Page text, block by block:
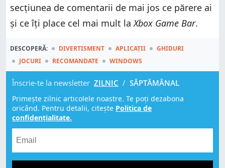
secțiunea de comentarii de mai jos ce părere ai
și ce îți place cel mai mult laXbox Game Bar.
DESCOPERĂ: DIVERTISMENT APLICAȚII
GHIDURI
JOCURI
RECOMANDATE WINDOWS
Înscrie-te la newsletter ZILNIC / SĂPTĂMÂNAL
Primește zilnic articolele noastre. Te poți dezabona
oricând. Pentru detalii, citește Politica de
confidențialitate.